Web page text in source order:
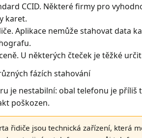
CCID. Některé firmy pro
karet.
Aplikace nemůže stahovat data
U některých čteček je těžké
fázích stahování
je nestabilní: obal telefonu je příliš
poškozen.
řidiče jsou technická zařízení, která